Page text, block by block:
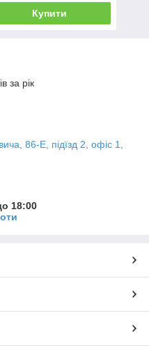
Купити
за рік
86-Е, підїзд 2, офіс 1,
18:00